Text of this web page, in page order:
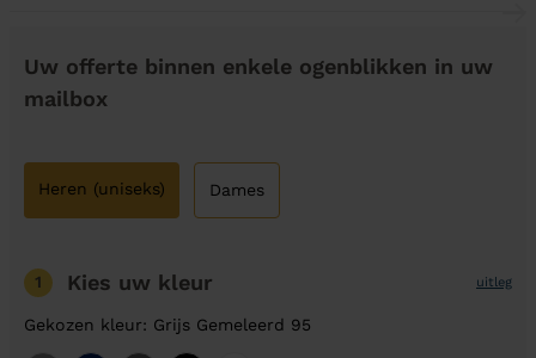
Uw offerte binnen enkele ogenblikken in uw
mailbox
Heren (uniseks) Dames
1 Kies uw kleur uitleg
Gekozen kleur: Grijs Gemeleerd 95